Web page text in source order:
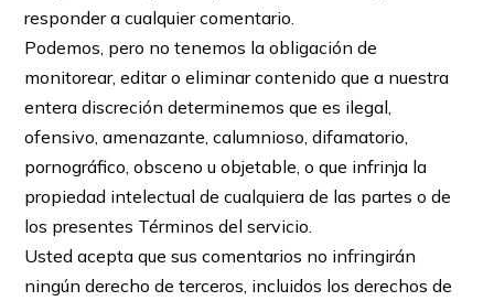
responder a cualquier comentario.
Podemos, pero no tenemos la obligación de
monitorear, editar o eliminar contenido que a nuestra
entera discreción determinemos que es ilegal,
ofensivo, amenazante, calumnioso, difamatorio,
pornográfico, obsceno u objetable, o que infrinja la
propiedad intelectual de cualquiera de las partes o de
los presentes Términos del servicio.
Usted acepta que sus comentarios no infringirán
ningún derecho de terceros, incluidos los derechos de